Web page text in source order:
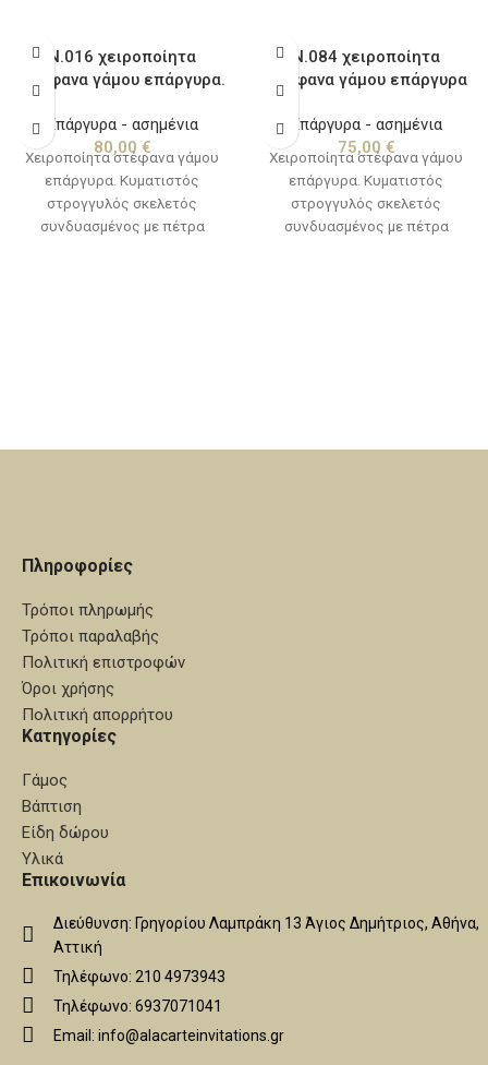
Ν.016 χειροποίητα
στέφανα γάμου επάργυρα.
Επάργυρα - ασημένια
80,00 €
Χειροποίητα στέφανα γάμου
επάργυρα. Κυματιστός
στρογγυλός σκελετός
συνδυασμένος με πέτρα
Ν.084 χειροποίητα
στέφανα γάμου επάργυρα
Επάργυρα - ασημένια
75,00 €
Χειροποίητα στέφανα γάμου
επάργυρα. Κυματιστός
στρογγυλός σκελετός
συνδυασμένος με πέτρα
Πληροφορίες
Τρόποι πληρωμής
Τρόποι παραλαβής
Πολιτική επιστροφών
Όροι χρήσης
Πολιτική απορρήτου
Κατηγορίες
Γάμος
Βάπτιση
Είδη δώρου
Υλικά
Επικοινωνία
Διεύθυνση: Γρηγορίου Λαμπράκη 13 Άγιος Δημήτριος, Αθήνα,
Αττική
Τηλέφωνο: 210 4973943
Τηλέφωνο: 6937071041
Email: info@alacarteinvitations.gr